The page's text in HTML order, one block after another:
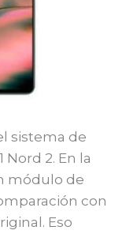
sistema de
2. En la
módulo de
con
Eso